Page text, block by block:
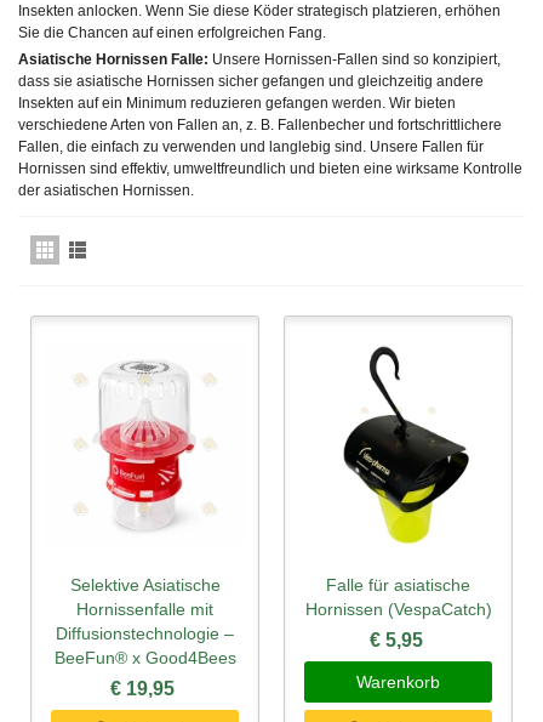
Insekten anlocken. Wenn Sie diese Köder strategisch platzieren, erhöhen
Sie die Chancen auf einen erfolgreichen Fang.
Asiatische Hornissen Falle: Unsere Hornissen-Fallen sind so konzipiert,
dass sie asiatische Hornissen sicher gefangen und gleichzeitig andere
Insekten auf ein Minimum reduzieren gefangen werden. Wir bieten
verschiedene Arten von Fallen an, z. B. Fallenbecher und fortschrittlichere
Fallen, die einfach zu verwenden und langlebig sind. Unsere Fallen für
Hornissen sind effektiv, umweltfreundlich und bieten eine wirksame Kontrolle
der asiatischen Hornissen.
Selektive Asiatische
Hornissenfalle mit
Diffusionstechnologie –
BeeFun® x Good4Bees
€ 19,95
Falle für asiatische
Hornissen (VespaCatch)
€ 5,95
Warenkorb